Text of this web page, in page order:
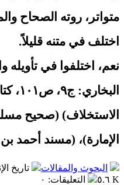
متواتر، روته الصحاح
اختلف في متنه قليلاً.
نعم، اختلفوا في
الإمارة)، (مسند أحمد بن حنبل:
البحوث والمقالات تاريخ
٥.٦ K
التعليقات: ٠